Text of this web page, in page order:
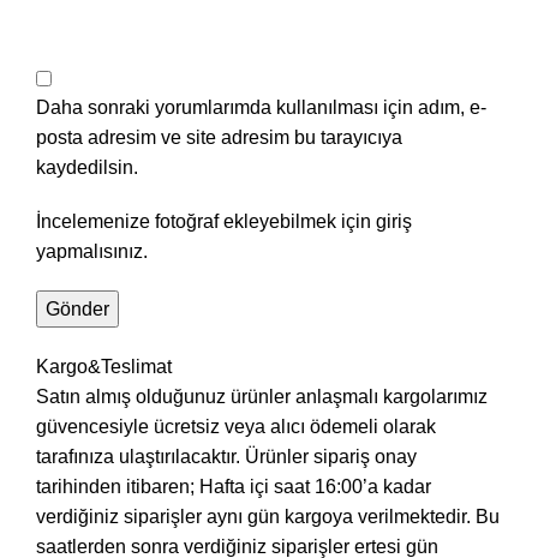
Daha sonraki yorumlarımda kullanılması için adım, e-
posta adresim ve site adresim bu tarayıcıya
kaydedilsin.
İncelemenize fotoğraf ekleyebilmek için giriş
yapmalısınız.
Kargo&Teslimat
Satın almış olduğunuz ürünler anlaşmalı kargolarımız
güvencesiyle ücretsiz veya alıcı ödemeli olarak
tarafınıza ulaştırılacaktır. Ürünler sipariş onay
tarihinden itibaren; Hafta içi saat 16:00’a kadar
verdiğiniz siparişler aynı gün kargoya verilmektedir. Bu
saatlerden sonra verdiğiniz siparişler ertesi gün